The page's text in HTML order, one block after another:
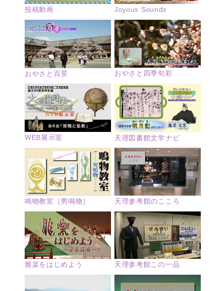
投稿動画 Joyous Sounds
おやさと百景 おやさと四季旬彩
WEB展示室 天理図書館文学ナビ
鳴物教室［男鳴物］ 天理参考館のこころ
雅楽をはじめよう 天理参考館この一品